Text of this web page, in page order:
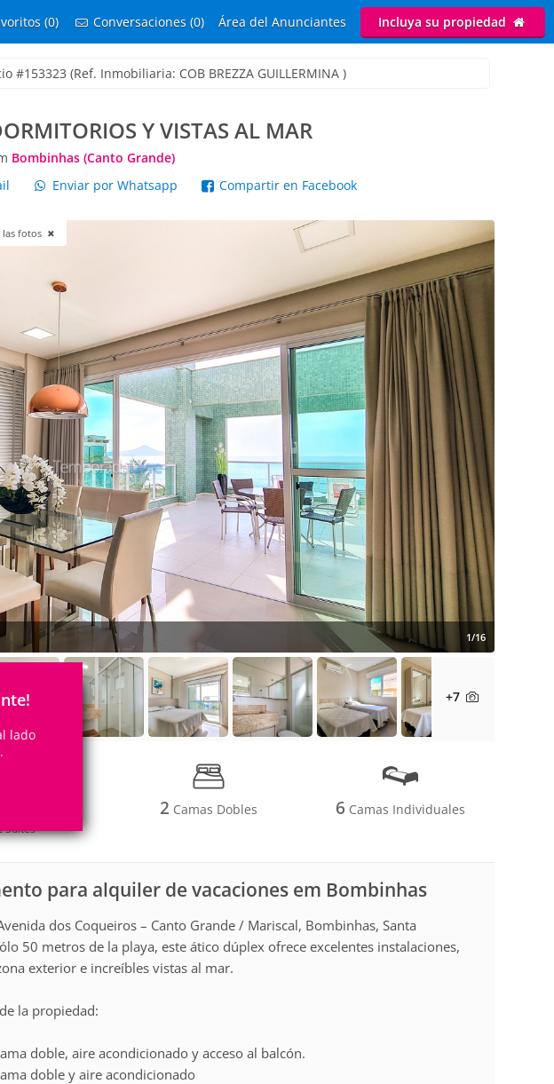
(0) Conversaciones (0) Área del Anunciantes Incluya su propiedad
#153323 (Ref. Inmobiliaria: COB BREZZA GUILLERMINA )
Y VISTAS AL MAR
Bombinhas (Canto Grande)
Enviar por Whatsapp Compartir en Facebook
lado
las fotos
1/16
+7
Suites
2 Camas Dobles 6 Camas Individuales
para alquiler de vacaciones em Bombinhas
dos Coqueiros – Canto Grande / Mariscal, Bombinhas, Santa
50 metros de la playa, este ático dúplex ofrece excelentes instalaciones,
exterior e increíbles vistas al mar.
la propiedad:
doble, aire acondicionado y acceso al balcón.
doble y aire acondicionado